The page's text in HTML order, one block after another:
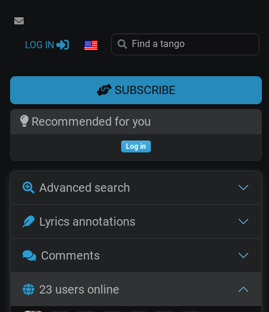
LOG IN
SUBSCRIBE
Recommended for you
Log in
Advanced search
Lyrics annotations
Comments
23 users online